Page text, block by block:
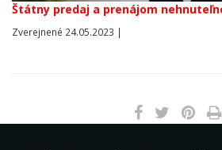
Štátny predaj a prenájom
Zverejnené 24.05.2023 |